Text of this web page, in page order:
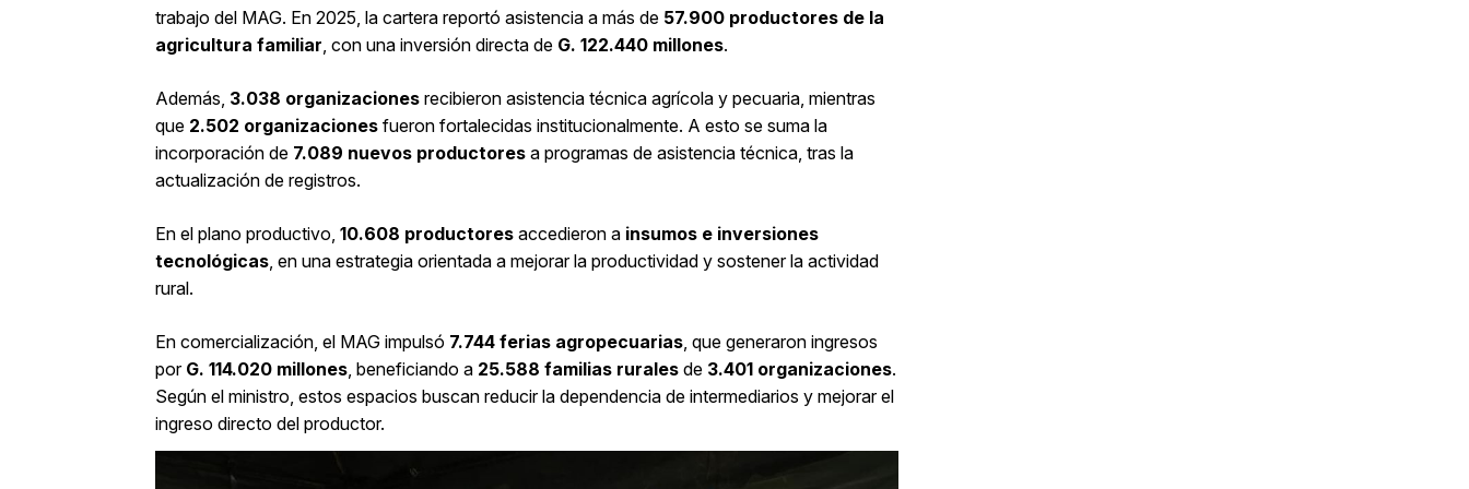
trabajo del MAG. En 2025, la cartera reportó asistencia a más de 57.900 productores de la
agricultura familiar, con una inversión directa de G. 122.440 millones.
Además, 3.038 organizaciones recibieron asistencia técnica agrícola y pecuaria, mientras
que 2.502 organizaciones fueron fortalecidas institucionalmente. A esto se suma la
incorporación de 7.089 nuevos productores a programas de asistencia técnica, tras la
actualización de registros.
En el plano productivo, 10.608 productores accedieron a insumos e inversiones
tecnológicas, en una estrategia orientada a mejorar la productividad y sostener la actividad
rural.
En comercialización, el MAG impulsó 7.744 ferias agropecuarias, que generaron ingresos
por G. 114.020 millones, beneficiando a 25.588 familias rurales de 3.401 organizaciones.
Según el ministro, estos espacios buscan reducir la dependencia de intermediarios y mejorar el
ingreso directo del productor.